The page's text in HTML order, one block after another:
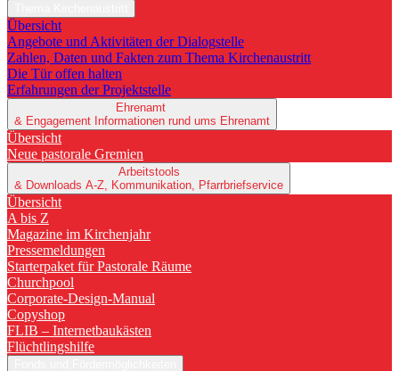
Übersicht
Angebote und Aktivitäten der Dialogstelle
Zahlen, Daten und Fakten zum Thema Kirchenaustritt
Die Tür offen halten
Erfahrungen der Projektstelle
Ehrenamt
& Engagement Informationen rund ums Ehrenamt
Übersicht
Neue pastorale Gremien
Arbeitstools
& Downloads A-Z, Kommunikation, Pfarrbriefservice
Übersicht
A bis Z
Magazine im Kirchenjahr
Pressemeldungen
Starterpaket für Pastorale Räume
Churchpool
Corporate-Design-Manual
Copyshop
FLIB – Internetbaukästen
Flüchtlingshilfe